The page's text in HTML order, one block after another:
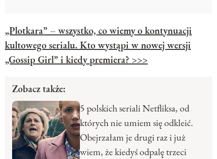
„Plotkara” – wszystko, co wiemy o kontynuacji
kultowego serialu. Kto wystąpi w nowej wersji
„Gossip Girl” i kiedy premiera? >>>
Zobacz także:
5 polskich seriali Netfliksa, od
których nie umiem się odkleić.
Obejrzałam je drugi raz i już
wiem, że kiedyś odpalę trzeci